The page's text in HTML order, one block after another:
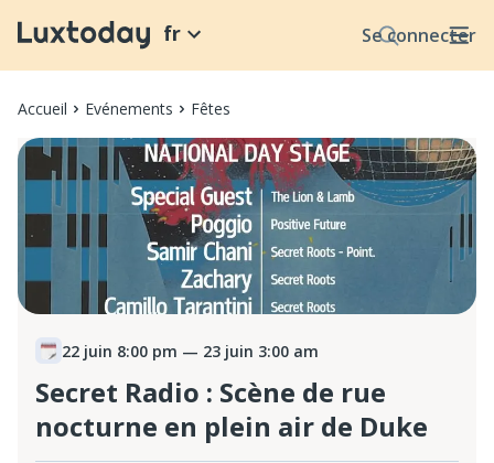
Se connecter
fr
Accueil Evénements Fêtes
22 juin 8:00 pm — 23 juin 3:00 am
Secret Radio : Scène de rue
nocturne en plein air de Duke